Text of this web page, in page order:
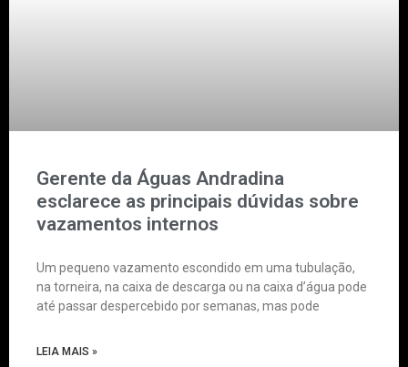
Gerente da Águas Andradina
esclarece as principais dúvidas sobre
vazamentos internos
Um pequeno vazamento escondido em uma tubulação,
na torneira, na caixa de descarga ou na caixa d’água pode
até passar despercebido por semanas, mas pode
LEIA MAIS »